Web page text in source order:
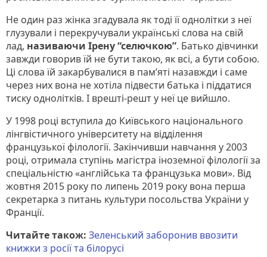
Не один раз жінка згадувала як тоді її однолітки з неї
глузували і перекручували українські слова на свій
лад, називаючи Ірену “селючкою”. Батько дівчинки
завжди говорив їй не бути такою, як всі, а бути собою.
Ці слова їй закарбувалися в пам’яті назавжди і саме
через них вона не хотіла підвести батька і піддатися
тиску однолітків. І врешті-решт у неї це вийшло.
У 1998 році вступила до Київського національного
лінгвістичного університету на відділення
французької філології. Закінчивши навчання у 2003
році, отримала ступінь магістра іноземної філології за
спеціальністю «англійська та французька мови». Від
жовтня 2015 року по липень 2019 року вона перша
секретарка з питань культури посольства України у
Франції.
Читайте також: Зеленський заборонив ввозити
книжки з росії та білорусі